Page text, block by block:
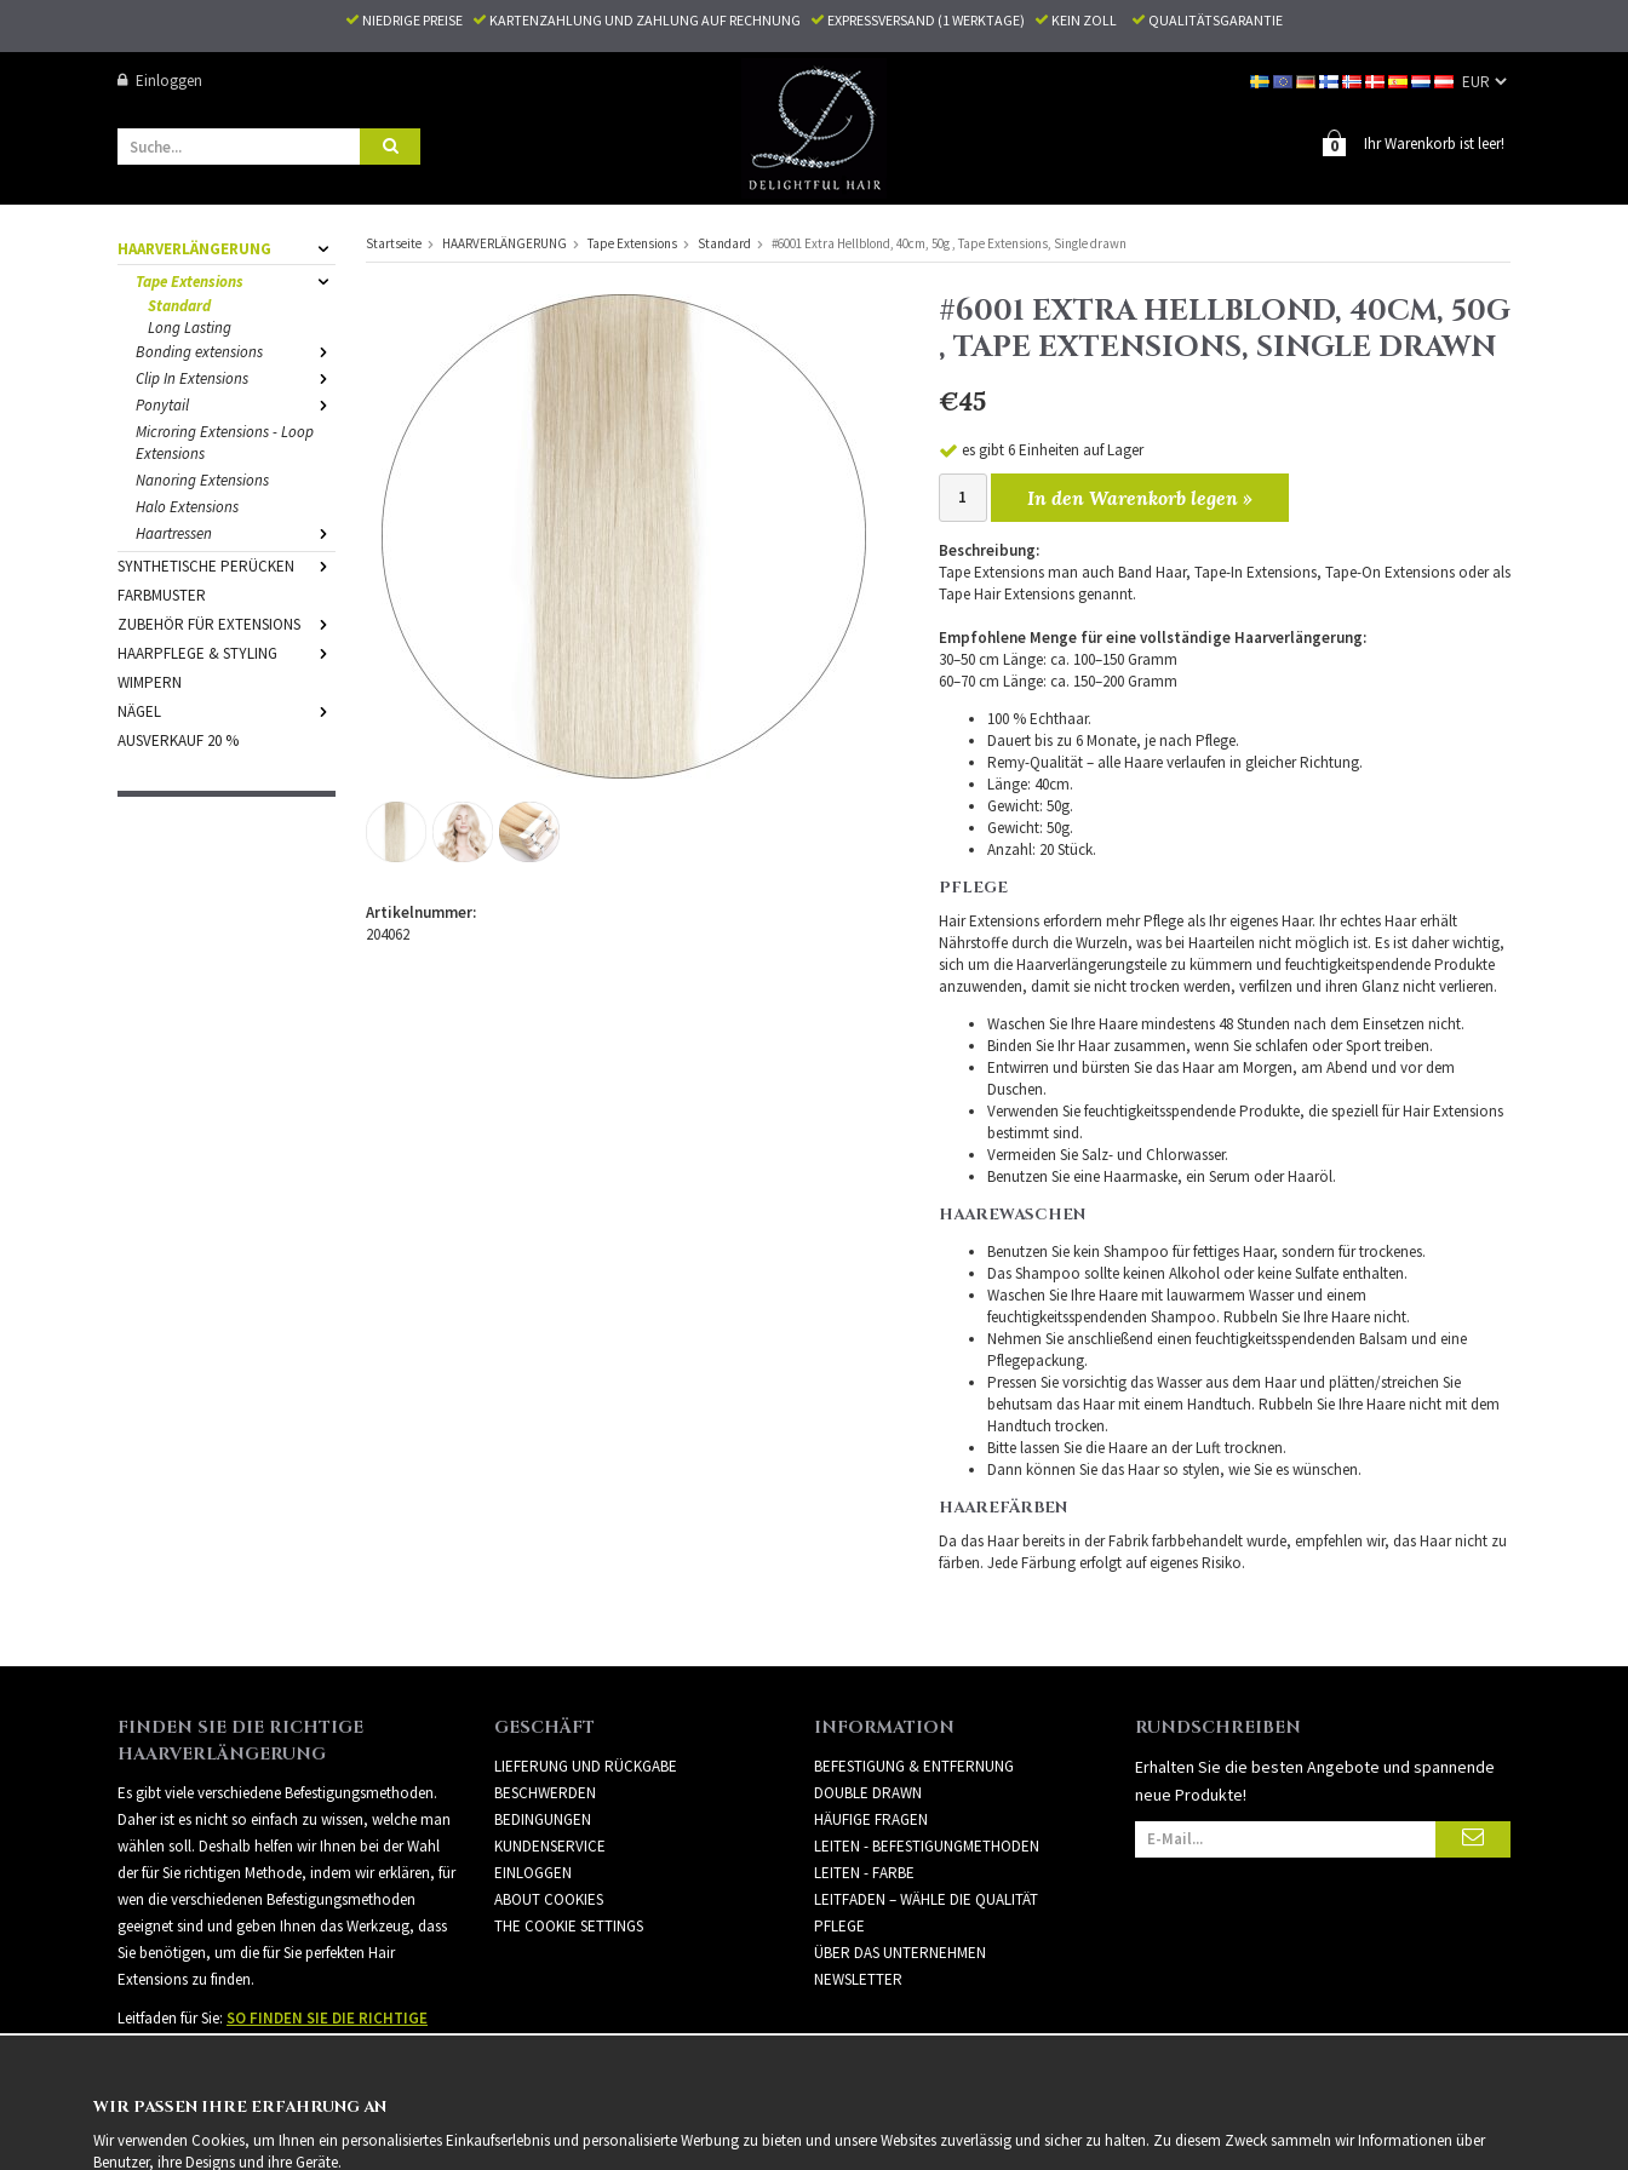
NIEDRIGE PREISE KARTENZAHLUNG UND ZAHLUNG AUF RECHNUNG EXPRESSVERSAND (1 WERKTAGE) KEIN ZOLL QUALITÄTSGARANTIE
Einloggen
Ihr Warenkorb ist leer!
0
HAARVERLÄNGERUNG
Tape Extensions
Standard
Long Lasting
Bonding extensions
Clip In Extensions
Ponytail
Microring Extensions - Loop
Extensions
Nanoring Extensions
Halo Extensions
Haartressen
SYNTHETISCHE PERÜCKEN
FARBMUSTER
ZUBEHÖR FÜR EXTENSIONS
HAARPFLEGE & STYLING
WIMPERN
NÄGEL
AUSVERKAUF 20 %
Startseite HAARVERLÄNGERUNG Tape Extensions Standard #6001 Extra Hellblond, 40cm, 50g , Tape Extensions, Single drawn
#6001 EXTRA HELLBLOND, 40CM, 50G
, TAPE EXTENSIONS, SINGLE DRAWN
€45
es gibt 6 Einheiten auf Lager
In den Warenkorb legen »
Beschreibung:
Tape Extensions man auch Band Haar, Tape-In Extensions, Tape-On Extensions oder als
Tape Hair Extensions genannt.
Empfohlene Menge für eine vollständige Haarverlängerung:
30–50 cm Länge: ca. 100–150 Gramm
60–70 cm Länge: ca. 150–200 Gramm
100 % Echthaar.
Dauert bis zu 6 Monate, je nach Pflege.
Remy-Qualität – alle Haare verlaufen in gleicher Richtung.
Länge: 40cm.
Gewicht: 50g.
Gewicht: 50g.
Anzahl: 20 Stück.
PFLEGE
Hair Extensions erfordern mehr Pflege als Ihr eigenes Haar. Ihr echtes Haar erhält
Nährstoffe durch die Wurzeln, was bei Haarteilen nicht möglich ist. Es ist daher wichtig,
sich um die Haarverlängerungsteile zu kümmern und feuchtigkeitspendende Produkte
anzuwenden, damit sie nicht trocken werden, verfilzen und ihren Glanz nicht verlieren.
Waschen Sie Ihre Haare mindestens 48 Stunden nach dem Einsetzen nicht.
Binden Sie Ihr Haar zusammen, wenn Sie schlafen oder Sport treiben.
Entwirren und bürsten Sie das Haar am Morgen, am Abend und vor dem
Duschen.
Verwenden Sie feuchtigkeitsspendende Produkte, die speziell für Hair Extensions
bestimmt sind.
Vermeiden Sie Salz- und Chlorwasser.
Benutzen Sie eine Haarmaske, ein Serum oder Haaröl.
HAAREWASCHEN
Benutzen Sie kein Shampoo für fettiges Haar, sondern für trockenes.
Das Shampoo sollte keinen Alkohol oder keine Sulfate enthalten.
Waschen Sie Ihre Haare mit lauwarmem Wasser und einem
feuchtigkeitsspendenden Shampoo. Rubbeln Sie Ihre Haare nicht.
Nehmen Sie anschließend einen feuchtigkeitsspendenden Balsam und eine
Pflegepackung.
Pressen Sie vorsichtig das Wasser aus dem Haar und plätten/streichen Sie
behutsam das Haar mit einem Handtuch. Rubbeln Sie Ihre Haare nicht mit dem
Handtuch trocken.
Bitte lassen Sie die Haare an der Luft trocknen.
Dann können Sie das Haar so stylen, wie Sie es wünschen.
HAAREFÄRBEN
Da das Haar bereits in der Fabrik farbbehandelt wurde, empfehlen wir, das Haar nicht zu
färben. Jede Färbung erfolgt auf eigenes Risiko.
Artikelnummer:
204062
FINDEN SIE DIE RICHTIGE
HAARVERLÄNGERUNG
Es gibt viele verschiedene Befestigungsmethoden.
Daher ist es nicht so einfach zu wissen, welche man
wählen soll. Deshalb helfen wir Ihnen bei der Wahl
der für Sie richtigen Methode, indem wir erklären, für
wen die verschiedenen Befestigungsmethoden
geeignet sind und geben Ihnen das Werkzeug, dass
Sie benötigen, um die für Sie perfekten Hair
Extensions zu finden.
Leitfaden für Sie: SO FINDEN SIE DIE RICHTIGE
GESCHÄFT
LIEFERUNG UND RÜCKGABE
BESCHWERDEN
BEDINGUNGEN
KUNDENSERVICE
EINLOGGEN
ABOUT COOKIES
THE COOKIE SETTINGS
INFORMATION
BEFESTIGUNG & ENTFERNUNG
DOUBLE DRAWN
HÄUFIGE FRAGEN
LEITEN - BEFESTIGUNGMETHODEN
LEITEN - FARBE
LEITFADEN – WÄHLE DIE QUALITÄT
PFLEGE
ÜBER DAS UNTERNEHMEN
NEWSLETTER
RUNDSCHREIBEN
Erhalten Sie die besten Angebote und spannende
neue Produkte!
WIR PASSEN IHRE ERFAHRUNG AN
Wir verwenden Cookies, um Ihnen ein personalisiertes Einkaufserlebnis und personalisierte Werbung zu bieten und unsere Websites zuverlässig und sicher zu halten. Zu diesem Zweck sammeln wir Informationen über
Benutzer, ihre Designs und ihre Geräte.